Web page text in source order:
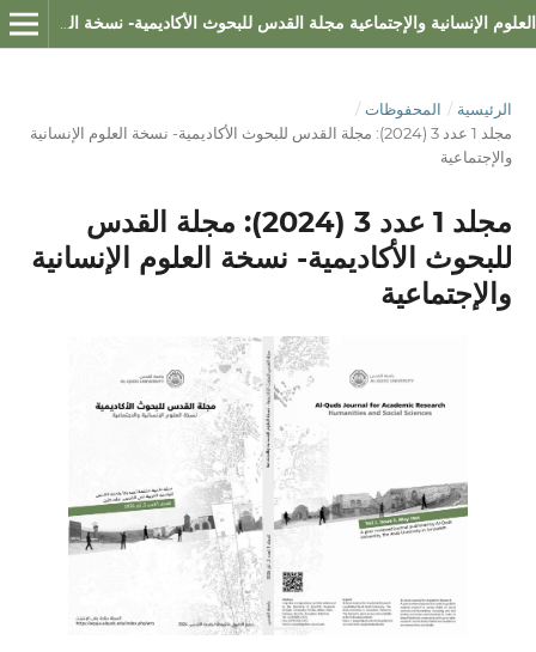
الرئيسية / المحفوظات /
مجلد 1 عدد 3 (2024): مجلة القدس للبحوث الأكاديمية- نسخة العلوم الإنسانية
والإجتماعية
مجلد 1 عدد 3 (2024): مجلة القدس
للبحوث الأكاديمية- نسخة العلوم الإنسانية
والإجتماعية